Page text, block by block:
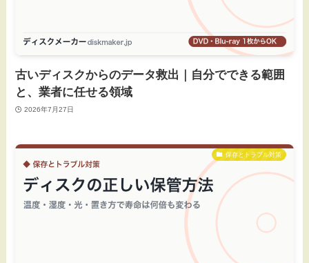
古いディスクからのデータ救出｜自分でできる範囲
と、業者に任せる領域
2026年7月27日
保存とトラブル対策